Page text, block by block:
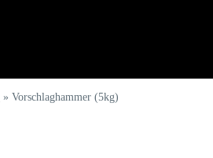
» Vorschlaghammer (5kg)